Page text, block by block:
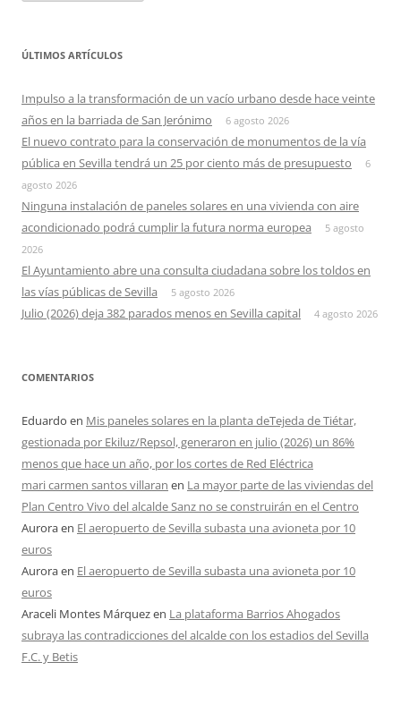
ÚLTIMOS ARTÍCULOS
Impulso a la transformación de un vacío urbano desde hace veinte
años en la barriada de San Jerónimo
6 agosto 2026
El nuevo contrato para la conservación de monumentos de la vía
pública en Sevilla tendrá un 25 por ciento más de presupuesto
6
agosto 2026
Ninguna instalación de paneles solares en una vivienda con aire
acondicionado podrá cumplir la futura norma europea
5 agosto
2026
El Ayuntamiento abre una consulta ciudadana sobre los toldos en
las vías públicas de Sevilla
5 agosto 2026
Julio (2026) deja 382 parados menos en Sevilla capital 4 agosto 2026
COMENTARIOS
Eduardo en Mis paneles solares en la planta deTejeda de Tiétar,
gestionada por Ekiluz/Repsol, generaron en julio (2026) un 86%
menos que hace un año, por los cortes de Red Eléctrica
mari carmen santos villaran en La mayor parte de las viviendas del
Plan Centro Vivo del alcalde Sanz no se construirán en el Centro
Auroraen El aeropuerto de Sevilla subasta una avioneta por 10
euros
Auroraen El aeropuerto de Sevilla subasta una avioneta por 10
euros
Araceli Montes Márquezen La plataforma Barrios Ahogados
subraya las contradicciones del alcalde con los estadios del Sevilla
F.C. y Betis